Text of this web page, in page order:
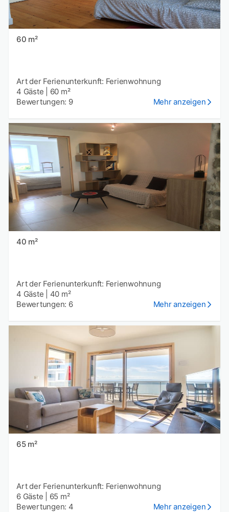
60 m²
Art der Ferienunterkunft: Ferienwohnung
4 Gäste
60 m²
Bewertungen: 9
Mehr anzeigen
40 m²
Art der Ferienunterkunft: Ferienwohnung
4 Gäste
40 m²
Bewertungen: 6
Mehr anzeigen
65 m²
Art der Ferienunterkunft: Ferienwohnung
6 Gäste
65 m²
Bewertungen: 4
Mehr anzeigen